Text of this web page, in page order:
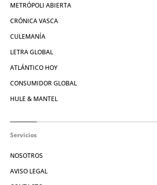
METRÓPOLI ABIERTA
CRÓNICA VASCA
CULEMANÍA
LETRA GLOBAL
ATLÁNTICO HOY
CONSUMIDOR GLOBAL
HULE & MANTEL
Servicios
NOSOTROS
AVISO LEGAL